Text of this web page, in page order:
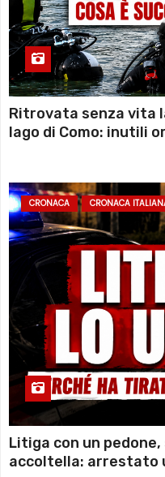
Ritrovata senza vita
lago di Como: inutili
CRONACA CRONACA
Litiga con un pedone,
accoltella: arrestato